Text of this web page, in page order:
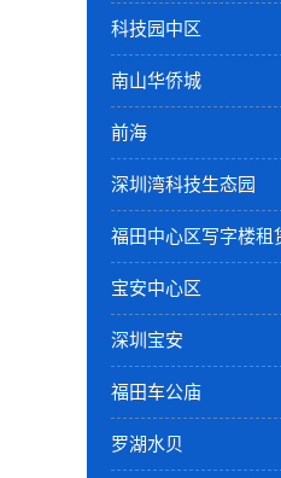
科技园中区
南山华侨城
前海
深圳湾科技生态园
福田中心区写字楼租
宝安中心区
深圳宝安
福田车公庙
罗湖水贝